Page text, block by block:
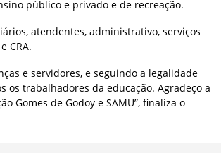
público e privado e de recreação.
atendentes, administrativo, serviços
CRA.
e servidores, e seguindo a legalidade
os trabalhadores da educação. Agradeço a
Gomes de Godoy e SAMU”, finaliza o